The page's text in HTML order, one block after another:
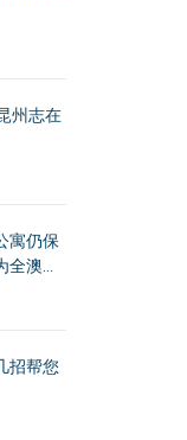
州志在
寓仍保
澳最
招帮您